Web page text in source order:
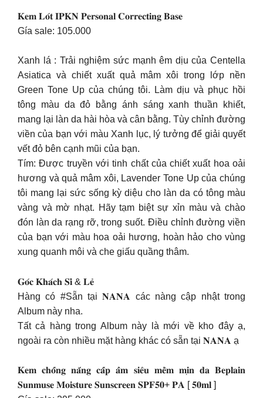
𝐊𝐞𝐦 𝐋𝐨́𝐭 𝐈𝐏𝐊𝐍 𝐏𝐞𝐫𝐬𝐨𝐧𝐚𝐥 𝐂𝐨𝐫𝐫𝐞𝐜𝐭𝐢𝐧𝐠 𝐁𝐚𝐬𝐞
Gía sale: 105.000
Xanh lá : Trải nghiệm sức mạnh êm dịu của Centella
Asiatica và chiết xuất quả mâm xôi trong lớp nền
Green Tone Up của chúng tôi. Làm dịu và phục hồi
tông màu da đỏ bằng ánh sáng xanh thuần khiết,
mang lại làn da hài hòa và cân bằng. Tùy chỉnh đường
viền của bạn với màu Xanh lục, lý tưởng để giải quyết
vết đỏ bên cạnh mũi của bạn.
Tím: Được truyền với tinh chất của chiết xuất hoa oải
hương và quả mâm xôi, Lavender Tone Up của chúng
tôi mang lại sức sống kỳ diệu cho làn da có tông màu
vàng và mờ nhạt. Hãy tạm biệt sự xỉn màu và chào
đón làn da rạng rỡ, trong suốt. Điều chỉnh đường viền
của bạn với màu hoa oải hương, hoàn hảo cho vùng
xung quanh môi và che giấu quầng thâm.
𝐆𝐨́𝐜 𝐊𝐡𝐚́𝐜𝐡 𝐒𝐢̉ & 𝐋𝐞̉
Hàng có #Sẵn tại 𝐍𝐀𝐍𝐀 các nàng cập nhật trong
Album này nha.
Tất cả hàng trong Album này là mới về kho đây ạ,
ngoài ra còn nhiều mặt hàng khác có sẵn tại 𝐍𝐀𝐍𝐀 ạ
𝐊𝐞𝐦 𝐜𝐡𝐨̂́𝐧𝐠 𝐧𝐚̆́𝐧𝐠 𝐜𝐚̂́𝐩 𝐚̂̉𝐦 𝐬𝐢𝐞̂𝐮 𝐦𝐞̂̀𝐦 𝐦𝐢̣𝐧 𝐝𝐚 𝐁𝐞𝐩𝐥𝐚𝐢𝐧
𝐒𝐮𝐧𝐦𝐮𝐬𝐞 𝐌𝐨𝐢𝐬𝐭𝐮𝐫𝐞 𝐒𝐮𝐧𝐬𝐜𝐫𝐞𝐞𝐧 𝐒𝐏𝐅𝟓𝟎+ 𝐏𝐀 [ 𝟓𝟎𝐦𝐥 ]